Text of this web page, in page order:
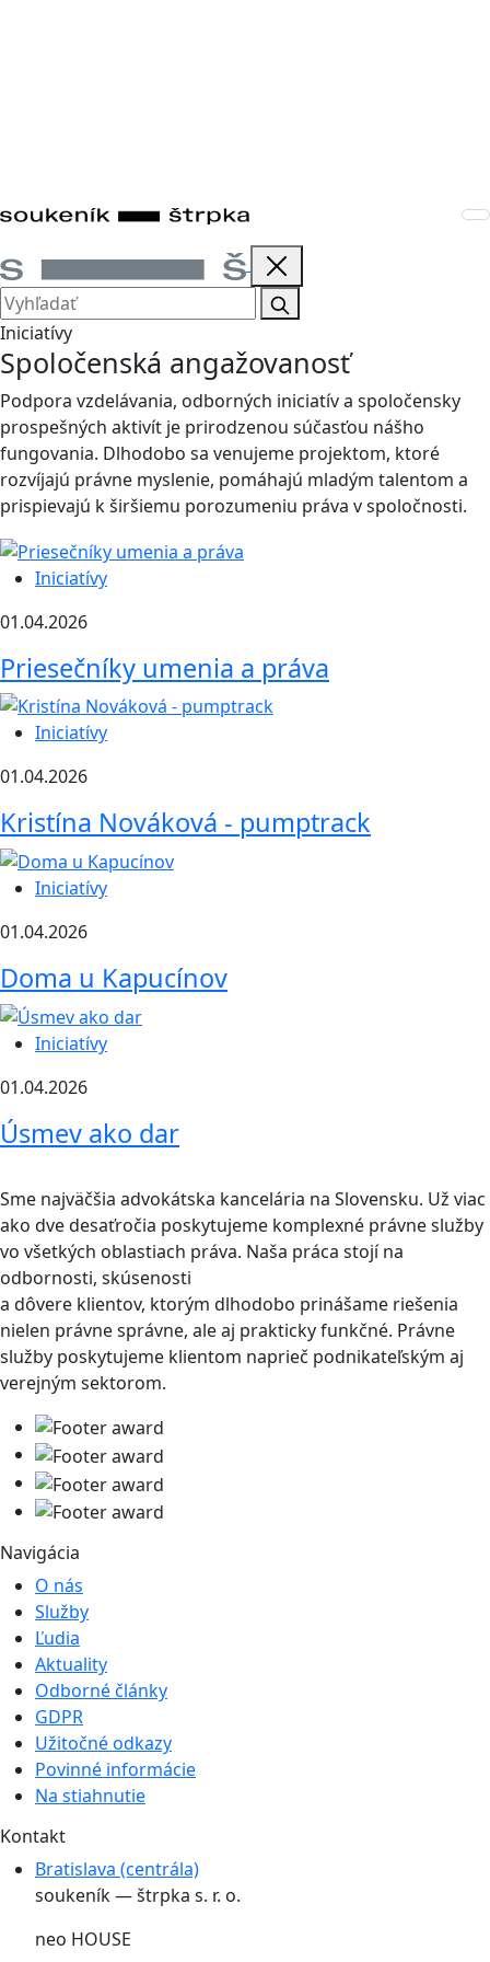
Iniciatívy
Spoločenská angažovanosť
Podpora vzdelávania, odborných iniciatív a spoločensky
prospešných aktivít je prirodzenou súčasťou nášho
fungovania. Dlhodobo sa venujeme projektom, ktoré
rozvíjajú právne myslenie, pomáhajú mladým talentom a
prispievajú k širšiemu porozumeniu práva v spoločnosti.
Iniciatívy
01.04.2026
Priesečníky umenia a práva
Iniciatívy
01.04.2026
Kristína Nováková - pumptrack
Iniciatívy
01.04.2026
Doma u Kapucínov
Iniciatívy
01.04.2026
Úsmev ako dar
Sme najväčšia advokátska kancelária na Slovensku. Už viac
ako dve desaťročia poskytujeme komplexné právne služby
vo všetkých oblastiach práva. Naša práca stojí na
odbornosti, skúsenosti
a dôvere klientov, ktorým dlhodobo prinášame riešenia
nielen právne správne, ale aj prakticky funkčné. Právne
služby poskytujeme klientom naprieč podnikateľským aj
verejným sektorom.
Navigácia
O nás
Služby
Ľudia
Aktuality
Odborné články
GDPR
Užitočné odkazy
Povinné informácie
Na stiahnutie
Kontakt
Bratislava (centrála)
soukeník — štrpka s. r. o.
neo HOUSE